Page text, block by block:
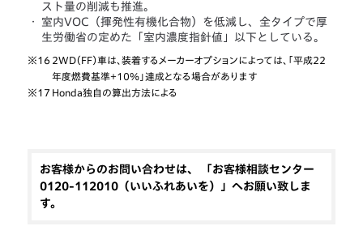
スト量の削減も推進。
・
室内VOC（揮発性有機化合物）を低減し、全タイプで厚
生労働省の定めた「室内濃度指針値」以下としている。
※16 2WD（FF）車は、装着するメーカーオプションによっては、「平成22
年度燃費基準＋10％」達成となる場合があります
※17 Honda独自の算出方法による
お客様からのお問い合わせは、 「お客様相談センター
0120-112010（いいふれあいを）」へお願い致しま
す。